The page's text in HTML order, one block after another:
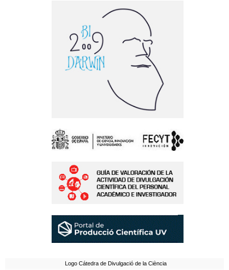
Logo Cátedra de Divulgació de la Ciència